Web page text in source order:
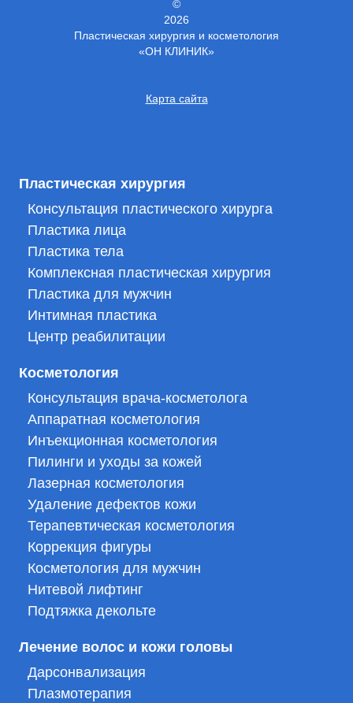
©
2026
Пластическая хирургия и косметология
«ОН КЛИНИК»
Карта сайта
Пластическая хирургия
Консультация пластического хирурга
Пластика лица
Пластика тела
Комплексная пластическая хирургия
Пластика для мужчин
Интимная пластика
Центр реабилитации
Косметология
Консультация врача-косметолога
Аппаратная косметология
Инъекционная косметология
Пилинги и уходы за кожей
Лазерная косметология
Удаление дефектов кожи
Терапевтическая косметология
Коррекция фигуры
Косметология для мужчин
Нитевой лифтинг
Подтяжка декольте
Лечение волос и кожи головы
Дарсонвализация
Плазмотерапия